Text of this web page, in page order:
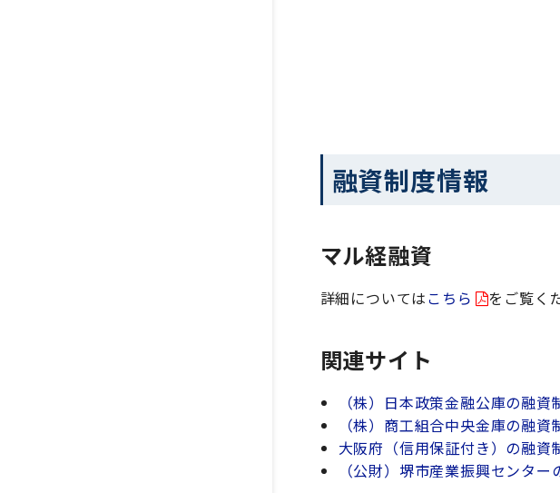
融資制度情報
マル経融資
詳細についてはこちら をご覧く
関連サイト
（株）日本政策金融公庫の融資
（株）商工組合中央金庫の融資
大阪府（信用保証付き）の融資
（公財）堺市産業振興センター